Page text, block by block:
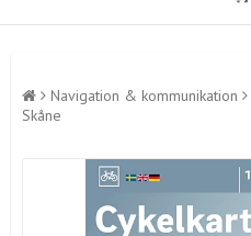
Navigation & kommunikation
Skåne